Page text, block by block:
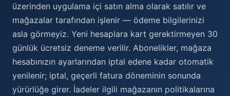
üzerinden uygulama içi satın alma olarak satılır ve
mağazalar tarafından işlenir — ödeme bilgilerinizi
asla görmeyiz. Yeni hesaplara kart gerektirmeyen 30
günlük ücretsiz deneme verilir. Abonelikler, mağaza
hesabınızın ayarlarından iptal edene kadar otomatik
yenilenir; iptal, geçerli fatura döneminin sonunda
yürürlüğe girer. İadeler ilgili mağazanın politikalarına